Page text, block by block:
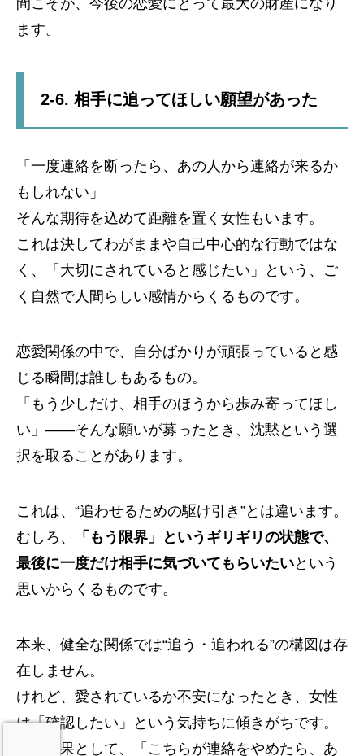
間こそが、今後の恋愛にとって最大の財産になり
ます。
2-6. 相手に追ってほしい願望があった
「一度連絡を断ったら、あの人から連絡が来るか
もしれない」
そんな期待を込めて距離を置く女性もいます。
これは決してわがままや自己中心的な行動ではな
く、「大切にされていると感じたい」という、ご
く自然で人間らしい感情からくるものです。
恋愛関係の中で、自分ばかりが頑張っていると感
じる瞬間は誰しもあるもの。
「もう少しだけ、相手のほうから歩み寄ってほし
い」――そんな願いが募ったとき、沈黙という選
択を取ることがあります。
これは、“追わせるための駆け引き”とは違います。
むしろ、
「もう限界」というギリギリの状態で、
最後に一度だけ相手に気づいてもらいたいという
思いからくるものです。
本来、健全な関係では“追う・追われる”の構図は存
在しません。
けれど、愛されているか不安になったとき、女性
は「確認したい」という気持ちに傾きがちです。
その結果として、「こちらが連絡をやめたら、あ